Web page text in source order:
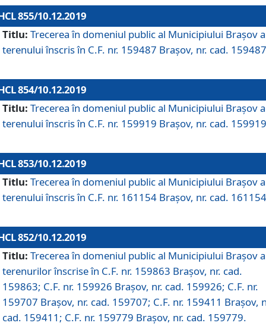
855/10.12.2019
Titlu: Trecerea în domeniul public al Municipiului Braşov a
terenului înscris în C.F. nr. 159487 Brașov, nr. cad.
854/10.12.2019
Titlu: Trecerea în domeniul public al Municipiului Braşov a
terenului înscris în C.F. nr. 159919 Brașov, nr. cad.
853/10.12.2019
Titlu: Trecerea în domeniul public al Municipiului Braşov a
terenului înscris în C.F. nr. 161154 Brașov, nr. cad.
852/10.12.2019
Titlu: Trecerea în domeniul public al Municipiului Braşov a
terenurilor înscrise în C.F. nr. 159863 Brașov, nr. cad.
159863; C.F. nr. 159926 Brașov, nr. cad. 159926; C.F. nr.
159707 Brașov, nr. cad. 159707; C.F. nr. 159411 Brașov,
cad. 159411; C.F. nr. 159779 Brașov, nr. cad. 159779.